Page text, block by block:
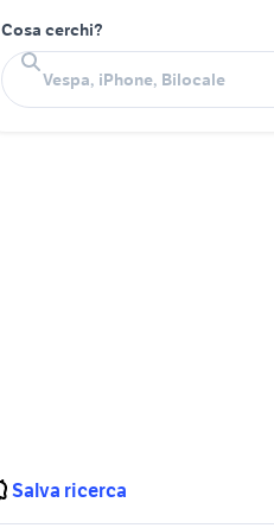
Cosa cerchi?
Salva ricerca